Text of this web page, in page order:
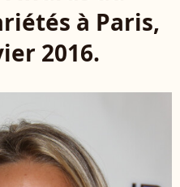
à Paris,
2016.